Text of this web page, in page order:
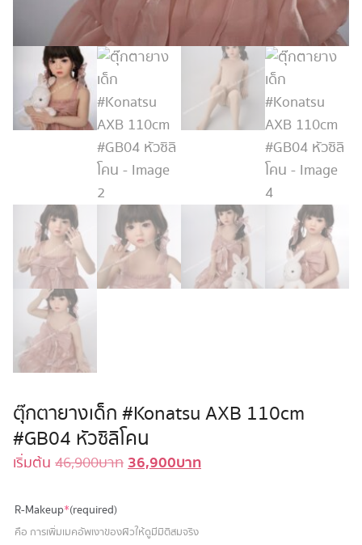
ตุ๊กตายางเด็ก #Konatsu AXB 110cm
#GB04 หัวซิลิโคน
เริ่มต้น 46,900บาท Original
46,900 บาท.
36,900บาทCurrent
R-Makeup*(required)
คือ การเพิ่มเมคอัพเงาของผิวให้ดูมีมิติสมจริง